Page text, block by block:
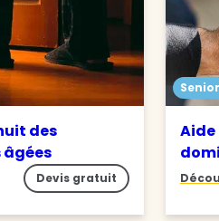
des
âgées
Devis gratuit